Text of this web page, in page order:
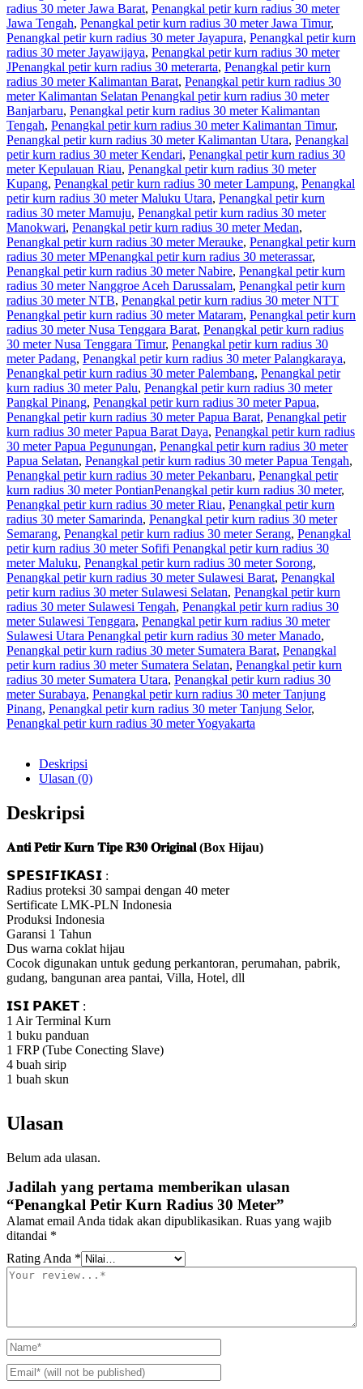
radius 30 meter Jawa Barat, Penangkal petir kurn radius 30 meter
Jawa Tengah, Penangkal petir kurn radius 30 meter Jawa Timur,
Penangkal petir kurn radius 30 meter Jayapura, Penangkal petir kurn
radius 30 meter Jayawijaya, Penangkal petir kurn radius 30 meter
JPenangkal petir kurn radius 30 meterarta, Penangkal petir kurn
radius 30 meter Kalimantan Barat, Penangkal petir kurn radius 30
meter Kalimantan Selatan Penangkal petir kurn radius 30 meter
Banjarbaru, Penangkal petir kurn radius 30 meter Kalimantan
Tengah, Penangkal petir kurn radius 30 meter Kalimantan Timur,
Penangkal petir kurn radius 30 meter Kalimantan Utara, Penangkal
petir kurn radius 30 meter Kendari, Penangkal petir kurn radius 30
meter Kepulauan Riau, Penangkal petir kurn radius 30 meter
Kupang, Penangkal petir kurn radius 30 meter Lampung, Penangkal
petir kurn radius 30 meter Maluku Utara, Penangkal petir kurn
radius 30 meter Mamuju, Penangkal petir kurn radius 30 meter
Manokwari, Penangkal petir kurn radius 30 meter Medan,
Penangkal petir kurn radius 30 meter Merauke, Penangkal petir kurn
radius 30 meter MPenangkal petir kurn radius 30 meterassar,
Penangkal petir kurn radius 30 meter Nabire, Penangkal petir kurn
radius 30 meter Nanggroe Aceh Darussalam, Penangkal petir kurn
radius 30 meter NTB, Penangkal petir kurn radius 30 meter NTT
Penangkal petir kurn radius 30 meter Mataram, Penangkal petir kurn
radius 30 meter Nusa Tenggara Barat, Penangkal petir kurn radius
30 meter Nusa Tenggara Timur, Penangkal petir kurn radius 30
meter Padang, Penangkal petir kurn radius 30 meter Palangkaraya,
Penangkal petir kurn radius 30 meter Palembang, Penangkal petir
kurn radius 30 meter Palu, Penangkal petir kurn radius 30 meter
Pangkal Pinang, Penangkal petir kurn radius 30 meter Papua,
Penangkal petir kurn radius 30 meter Papua Barat, Penangkal petir
kurn radius 30 meter Papua Barat Daya, Penangkal petir kurn radius
30 meter Papua Pegunungan, Penangkal petir kurn radius 30 meter
Papua Selatan, Penangkal petir kurn radius 30 meter Papua Tengah,
Penangkal petir kurn radius 30 meter Pekanbaru, Penangkal petir
kurn radius 30 meter PontianPenangkal petir kurn radius 30 meter,
Penangkal petir kurn radius 30 meter Riau, Penangkal petir kurn
radius 30 meter Samarinda, Penangkal petir kurn radius 30 meter
Semarang, Penangkal petir kurn radius 30 meter Serang, Penangkal
petir kurn radius 30 meter Sofifi Penangkal petir kurn radius 30
meter Maluku, Penangkal petir kurn radius 30 meter Sorong,
Penangkal petir kurn radius 30 meter Sulawesi Barat, Penangkal
petir kurn radius 30 meter Sulawesi Selatan, Penangkal petir kurn
radius 30 meter Sulawesi Tengah, Penangkal petir kurn radius 30
meter Sulawesi Tenggara, Penangkal petir kurn radius 30 meter
Sulawesi Utara Penangkal petir kurn radius 30 meter Manado,
Penangkal petir kurn radius 30 meter Sumatera Barat, Penangkal
petir kurn radius 30 meter Sumatera Selatan, Penangkal petir kurn
radius 30 meter Sumatera Utara, Penangkal petir kurn radius 30
meter Surabaya, Penangkal petir kurn radius 30 meter Tanjung
Pinang, Penangkal petir kurn radius 30 meter Tanjung Selor,
Penangkal petir kurn radius 30 meter Yogyakarta
Deskripsi
Ulasan (0)
Deskripsi
𝐀𝐧𝐭𝐢 𝐏𝐞𝐭𝐢𝐫 𝐊𝐮𝐫𝐧 𝐓𝐢𝐩𝐞 𝐑𝟑𝟎 𝐎𝐫𝐢𝐠𝐢𝐧𝐚𝐥 (Box Hijau)
𝗦𝗣𝗘𝗦𝗜𝗙𝗜𝗞𝗔𝗦𝗜 :
Radius proteksi 30 sampai dengan 40 meter
Sertificate LMK-PLN Indonesia
Produksi Indonesia
Garansi 1 Tahun
Dus warna coklat hijau
Cocok digunakan untuk gedung perkantoran, perumahan, pabrik,
gudang, bangunan area pantai, Villa, Hotel, dll
𝗜𝗦𝗜 𝗣𝗔𝗞𝗘𝗧 :
1 Air Terminal Kurn
1 buku panduan
1 FRP (Tube Conecting Slave)
4 buah sirip
1 buah skun
Ulasan
Belum ada ulasan.
Jadilah yang pertama memberikan ulasan
“Penangkal Petir Kurn Radius 30 Meter”
Alamat email Anda tidak akan dipublikasikan. Ruas yang wajib
ditandai *
Rating Anda *